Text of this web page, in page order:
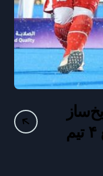
شدند؛ ایستادن در جمع ۴ تیم